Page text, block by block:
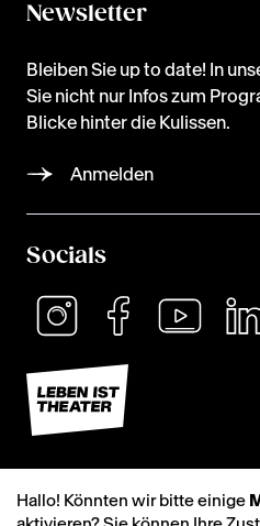
Newsletter
Bleiben Sie up to date! In
Sie nicht nur Infos zum
Blicke hinter die Kulissen.
Anmelden
Socials
Hallo! Könnten wir bitte einige